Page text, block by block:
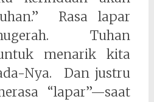
Rasa lapar
Tuhan
menarik kita
Nya. Dan justru
“lapar”—saat